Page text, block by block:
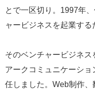
とで一区切り。1997年
ャービジネスを起業する
そのベンチャービジネ
アークコミュニケーシ
任しました。Web制作